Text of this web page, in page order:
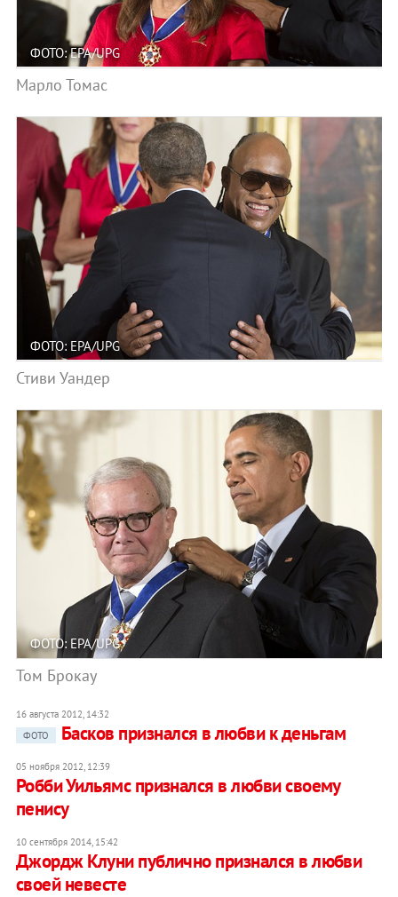
ФОТО: EPA/UPG
Марло Томас
ФОТО: EPA/UPG
Стиви Уандер
ФОТО: EPA/UPG
Том Брокау
16 августа 2012, 14:32
ФОТО
Басков признался в любви к деньгам
05 ноября 2012, 12:39
Робби Уильямс признался в любви своему
пенису
10 сентября 2014, 15:42
Джордж Клуни публично признался в любви
своей невесте